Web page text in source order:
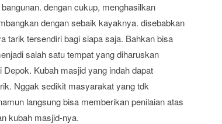
dengan cukup, menghasilkan
dengan sebaik kayaknya. disebabkan
tarik tersendiri bagi siapa saja. Bahkan bisa
salah satu tempat yang diharuskan
Kubah masjid yang indah dapat
Nggak sedikit masyarakat yang tdk
langsung bisa memberikan penilaian atas
kubah masjid-nya.